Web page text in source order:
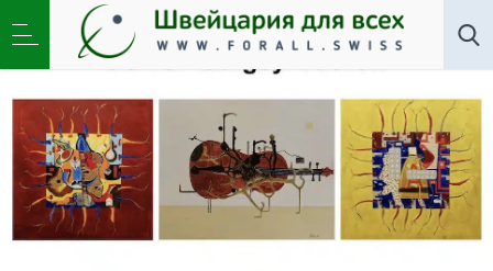
Искусство Выставка «Jodu — Sergey Dubroff»